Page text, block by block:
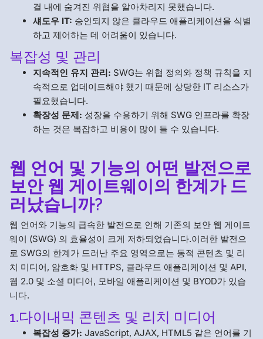
결 내에 숨겨진 위협을 알아차리지 못했습니다.
섀도우 IT: 승인되지 않은 클라우드 애플리케이션을 식별
하고 제어하는 데 어려움이 있습니다.
복잡성 및 관리
지속적인 유지 관리: SWG는 위협 정의와 정책 규칙을 지
속적으로 업데이트해야 했기 때문에 상당한 IT 리소스가
필요했습니다.
확장성 문제: 성장을 수용하기 위해 SWG 인프라를 확장
하는 것은 복잡하고 비용이 많이 들 수 있습니다.
웹 언어 및 기능의 어떤 발전으로
보안 웹 게이트웨이의 한계가 드
러났습니까?
웹 언어와 기능의 급속한 발전으로 인해 기존의 보안 웹 게이트
웨이 (SWG) 의 효율성이 크게 저하되었습니다.이러한 발전으
로 SWG의 한계가 드러난 주요 영역으로는 동적 콘텐츠 및 리
치 미디어, 암호화 및 HTTPS, 클라우드 애플리케이션 및 API,
웹 2.0 및 소셜 미디어, 모바일 애플리케이션 및 BYOD가 있습
니다.
1.다이내믹 콘텐츠 및 리치 미디어
복잡성 증가: JavaScript, AJAX, HTML5 같은 언어를 기